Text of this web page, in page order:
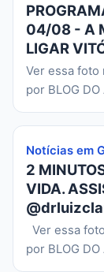
04/08 - A
LIGAR
Ver essa foto
por BLOG
Notícias em
2
VIDA.
Ver essa
por BLOG